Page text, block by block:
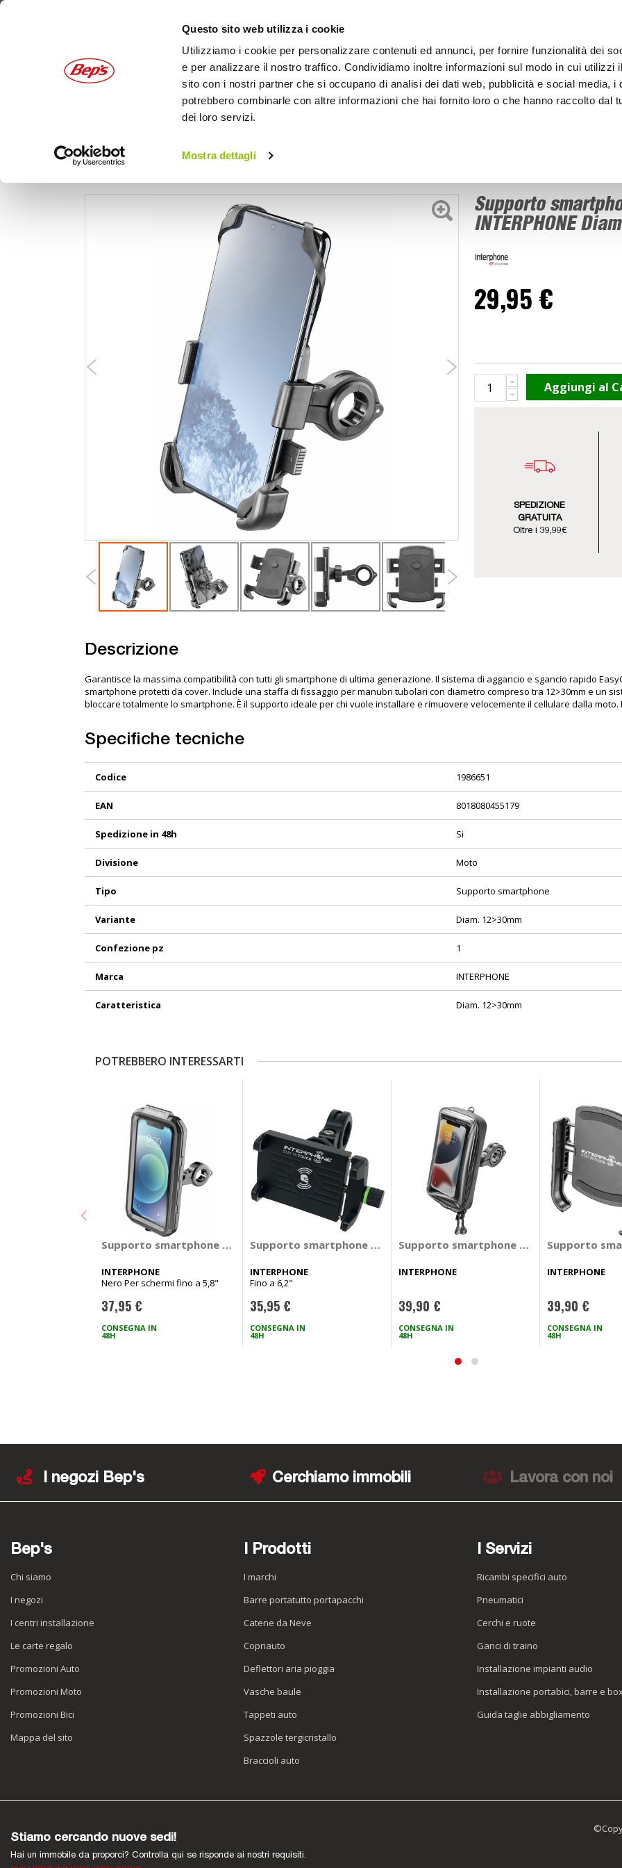
Questo sito web utilizza i cookie
Utilizziamo i cookie per personalizzare contenuti ed annunci, per fornire funzionalità dei
e per analizzare il nostro traffico. Condividiamo inoltre informazioni sul modo in cui utilizzi
sito con i nostri partner che si occupano di analisi dei dati web, pubblicità e social media, i
potrebbero combinarle con altre informazioni che hai fornito loro o che hanno raccolto dal
dei loro servizi.
Mostra dettagli
Supporto
INTERPHONE
29,95 €
Aggiungi al
SPEDIZIONE
GRATUITA
Oltre i 39,99€
Descrizione
Garantisce la massima compatibilità con tutti gli smartphone di ultima generazione. Il sistema di aggancio e sgancio rapido
smartphone protetti da cover. Include una staffa di fissaggio per manubri tubolari con diametro compreso tra 12>30mm e un
bloccare totalmente lo smartphone. È il supporto ideale per chi vuole installare e rimuovere velocemente il cellulare dalla moto.
Specifiche tecniche
Informazioni
Codice 1986651
EAN 8018080455179
Spedizione in 48h Si
Divisione Moto
Tipo Supporto smartphone
Variante Diam. 12>30mm
Confezione pz 1
Marca INTERPHONE
Caratteristica Diam. 12>30mm
POTREBBERO INTERESSARTI
Supporto smartphone Armor - INTERPHONE
INTERPHONE
Nero Per schermi fino a 5,8"
37,95 €
CONSEGNA IN
48H
Supporto smartphone Supporto manubrio - INTERPHONE
INTERPHONE
Fino a 6,2"
35,95 €
CONSEGNA IN
48H
Supporto smartphone con custodia -
INTERPHONE
39,90 €
CONSEGNA IN
48H
Supporto
INTERPHONE
39,90 €
CONSEGNA IN
48H
I negozi Bep's Cerchiamo immobili Lavora con noi
Bep's
Chi siamo
I negozi
I centri installazione
Le carte regalo
Promozioni Auto
Promozioni Moto
Promozioni Bici
Mappa del sito
I Prodotti
I marchi
Barre portatutto portapacchi
Catene da Neve
Copriauto
Deflettori aria pioggia
Vasche baule
Tappeti auto
Spazzole tergicristallo
Braccioli auto
I Servizi
Ricambi specifici auto
Pneumatici
Cerchi e ruote
Ganci di traino
Installazione impianti audio
Installazione portabici, barre e
Guida taglie abbigliamento
Stiamo cercando nuove sedi!
Hai un immobile da proporci? Controlla qui se risponde ai nostri requisiti.